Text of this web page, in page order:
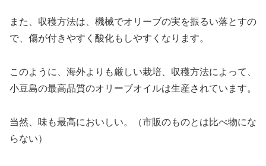
また、収穫方法は、機械でオリーブの実を振るい落とすの
で、傷が付きやすく酸化もしやすくなります。
このように、海外よりも厳しい栽培、収穫方法によって、
小豆島の最高品質のオリーブオイルは生産されています。
当然、味も最高においしい。（市販のものとは比べ物にな
らない）